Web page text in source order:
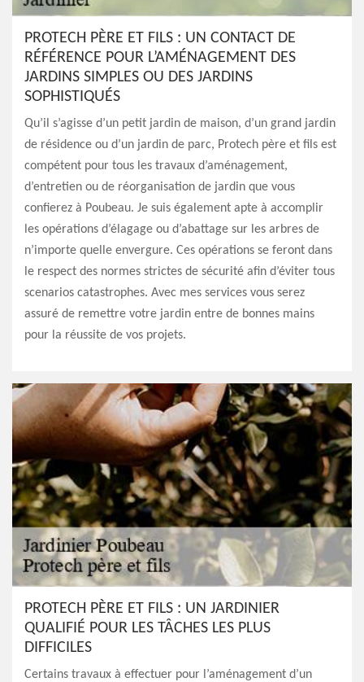
PROTECH PÈRE ET FILS : UN CONTACT DE
RÉFÉRENCE POUR L’AMÉNAGEMENT DES
JARDINS SIMPLES OU DES JARDINS
SOPHISTIQUÉS
Qu’il s’agisse d’un petit jardin de maison, d’un grand jardin
de résidence ou d’un jardin de parc, Protech père et fils est
compétent pour tous les travaux d’aménagement,
d’entretien ou de réorganisation de jardin que vous
confierez à Poubeau. Je suis également apte à accomplir
les opérations d’élagage ou d’abattage sur les arbres de
n’importe quelle envergure. Ces opérations se feront dans
le respect des normes strictes de sécurité afin d’éviter tous
scenarios catastrophes. Avec mes services vous serez
assuré de remettre votre jardin entre de bonnes mains
pour la réussite de vos projets.
PROTECH PÈRE ET FILS : UN JARDINIER
QUALIFIÉ POUR LES TÂCHES LES PLUS
DIFFICILES
Certains travaux à effectuer pour l’aménagement d’un